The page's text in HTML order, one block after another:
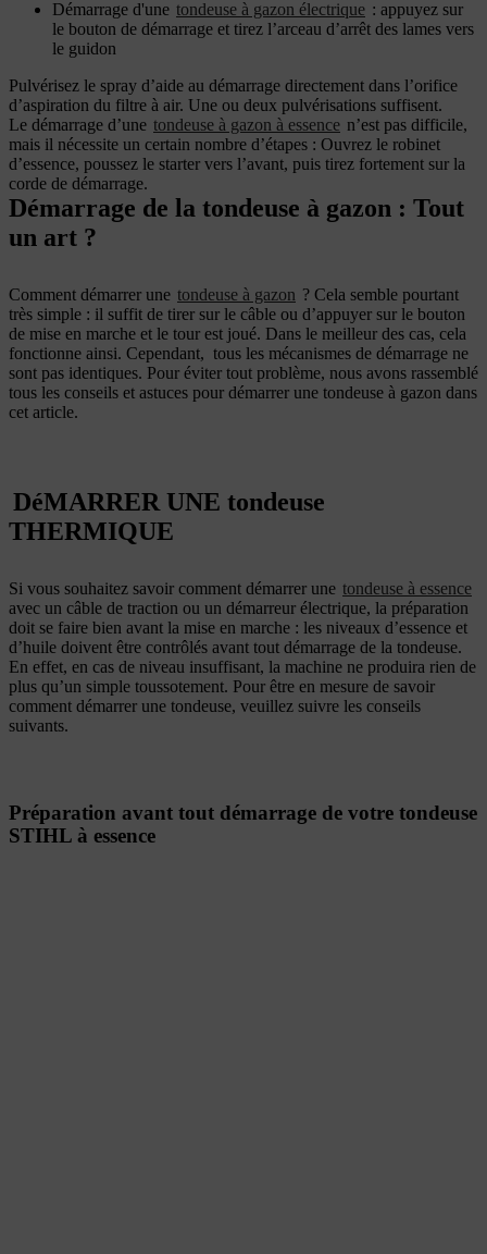
Démarrage d'une tondeuse à gazon électrique : appuyez sur
le bouton de démarrage et tirez l’arceau d’arrêt des lames vers
le guidon
Pulvérisez le spray d’aide au démarrage directement dans l’orifice
d’aspiration du filtre à air. Une ou deux pulvérisations suffisent.
Le démarrage d’une tondeuse à gazon à essence n’est pas difficile,
mais il nécessite un certain nombre d’étapes : Ouvrez le robinet
d’essence, poussez le starter vers l’avant, puis tirez fortement sur la
corde de démarrage.
Démarrage de la tondeuse à gazon : Tout
un art ?
Comment démarrer une tondeuse à gazon ? Cela semble pourtant
très simple : il suffit de tirer sur le câble ou d’appuyer sur le bouton
de mise en marche et le tour est joué. Dans le meilleur des cas, cela
fonctionne ainsi. Cependant, tous les mécanismes de démarrage ne
sont pas identiques. Pour éviter tout problème, nous avons rassemblé
tous les conseils et astuces pour démarrer une tondeuse à gazon dans
cet article.
DéMARRER UNE tondeuse
THERMIQUE
Si vous souhaitez savoir comment démarrer une tondeuse à essence
avec un câble de traction ou un démarreur électrique, la préparation
doit se faire bien avant la mise en marche : les niveaux d’essence et
d’huile doivent être contrôlés avant tout démarrage de la tondeuse.
En effet, en cas de niveau insuffisant, la machine ne produira rien de
plus qu’un simple toussotement. Pour être en mesure de savoir
comment démarrer une tondeuse, veuillez suivre les conseils
suivants.
Préparation avant tout démarrage de votre tondeuse
STIHL à essence